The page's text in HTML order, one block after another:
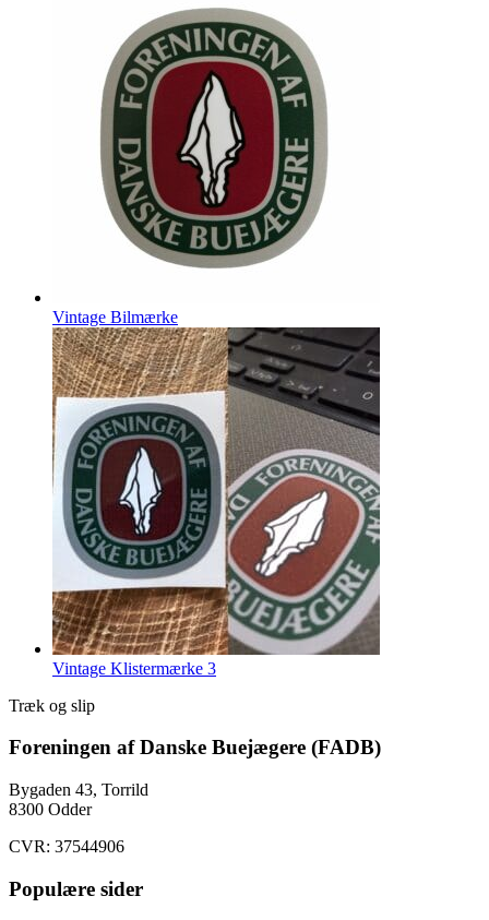
Vintage Bilmærke
Vintage Klistermærke 3
Træk og slip
Foreningen af Danske Buejægere (FADB)
Bygaden 43, Torrild
8300 Odder
CVR: 37544906
Populære sider